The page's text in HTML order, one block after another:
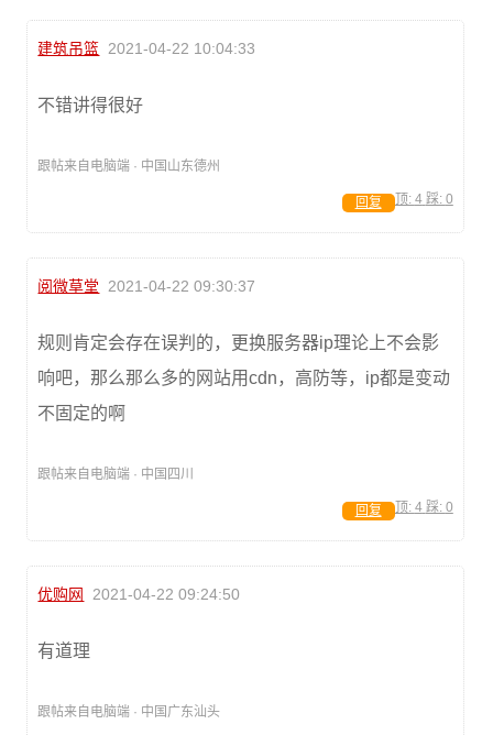
建筑吊篮 2021-04-22 10:04:33
不错讲得很好
跟帖来自电脑端 · 中国山东德州
顶: 4 踩: 0
回复
阅微草堂 2021-04-22 09:30:37
规则肯定会存在误判的，更换服务器ip理论上不会影
响吧，那么那么多的网站用cdn，高防等，ip都是变动
不固定的啊
跟帖来自电脑端 · 中国四川
顶: 4 踩: 0
回复
优购网 2021-04-22 09:24:50
有道理
跟帖来自电脑端 · 中国广东汕头